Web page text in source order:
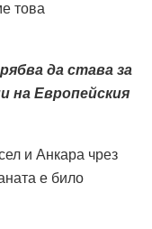
това
да става за
на Европейския
и Анкара чрез
е било